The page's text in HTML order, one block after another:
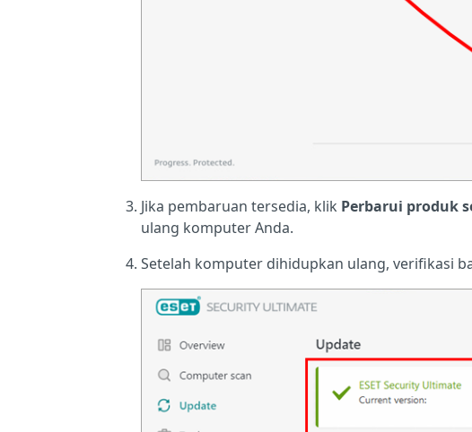
Jika pembaruan tersedia, klik Perbarui produk
ulang komputer Anda.
Setelah komputer dihidupkan ulang, verifikasi